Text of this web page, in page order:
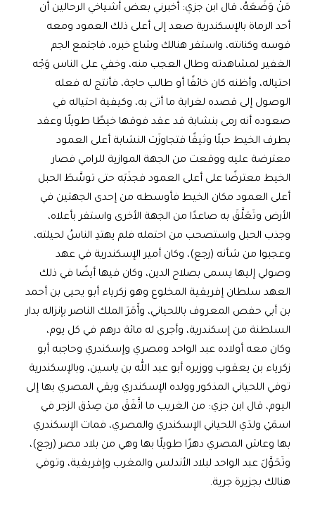
مَنْ وَضَعَهُ، قال ابن جزي: أخبرني بعض أشياخي الرحالين أن
أحد الرماة بالإسكندرية صعد إلى أعلى ذلك العمود ومعه
قوسه وكنانته، واستقر هنالك وشاع خبره، فاجتمع الجم
الغفير لمشاهدته وطال العجب منه، وخفي على الناس وَجْه
احتياله، وأظنه كان خائفًا أو طالب حاجة، فأنتج له فعله
الوصول إلى قصده لغرابة ما أتى به، وكيفية احتياله في
صعوده أنه رمى بنشابة قد عقد فوقها خيطًا طويلًا وعقد
بطرف الخيط حبلًا وثيقًا فتجاوزَت النشابة أعلى العمود
معترضة عليه ووقعت من الجهة الموازية للرامي فصار
الخيط معترضًا على أعلى العمود فجذَبَه حتى توسَّطَ الحبل
أعلى العمود مكان الخيط فأوسطه من إحدى الجهتين في
الأرض وتَعَلَّقَ به صاعدًا من الجهة الأخرى واستقر بأعلاه،
وجذب الحبل واستصحب من احتمله فلم يهتدِ الناسُ لحيلته،
وعجبوا من شأنه (رجع)، وكان أمير الإسكندرية في عهد
وصولي إليها يسمى بصلاح الدين، وكان فيها أيضًا في ذلك
العهد سلطان إفريقية المخلوع وهو زكرياء أبو يحيى بن أحمد
بن أبي حفص المعروف باللحياني، وأَمَرَ الملك الناصر بإنزاله بدار
السلطنة من إسكندرية، وأجرى له مائة درهم في كل يوم،
وكان معه أولاده عبد الواحد ومصري وإسكندري وحاجبه أبو
زكرياء بن يعقوب ووزيره أبو عبد الله بن ياسين، وبالإسكندرية
توفي اللحياني المذكور وولده الإسكندري وبقي المصري بها إلى
اليوم، قال ابن جزي: من الغريب ما اتَّفَقَ من صِدْق الزجر في
اسمَيْ ولدَي اللحياني الإسكندري والمصري، فمات الإسكندري
بها وعاش المصري دهرًا طويلًا بها وهي من بلاد مصر (رجع)،
وتَحَوَّلَ عبد الواحد لبلاد الأندلس والمغرب وإفريقية، وتوفي
هنالك بجزيرة جرية.